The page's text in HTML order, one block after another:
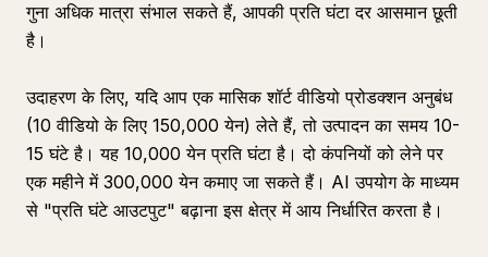
गुना अधिक मात्रा संभाल सकते हैं, आपकी प्रति घंटा दर आसमान छूती
है।
उदाहरण के लिए, यदि आप एक मासिक शॉर्ट वीडियो प्रोडक्शन अनुबंध
(10 वीडियो के लिए 150,000 येन) लेते हैं, तो उत्पादन का समय 10-
15 घंटे है। यह 10,000 येन प्रति घंटा है। दो कंपनियों को लेने पर
एक महीने में 300,000 येन कमाए जा सकते हैं। AI उपयोग के माध्यम
से "प्रति घंटे आउटपुट" बढ़ाना इस क्षेत्र में आय निर्धारित करता है।